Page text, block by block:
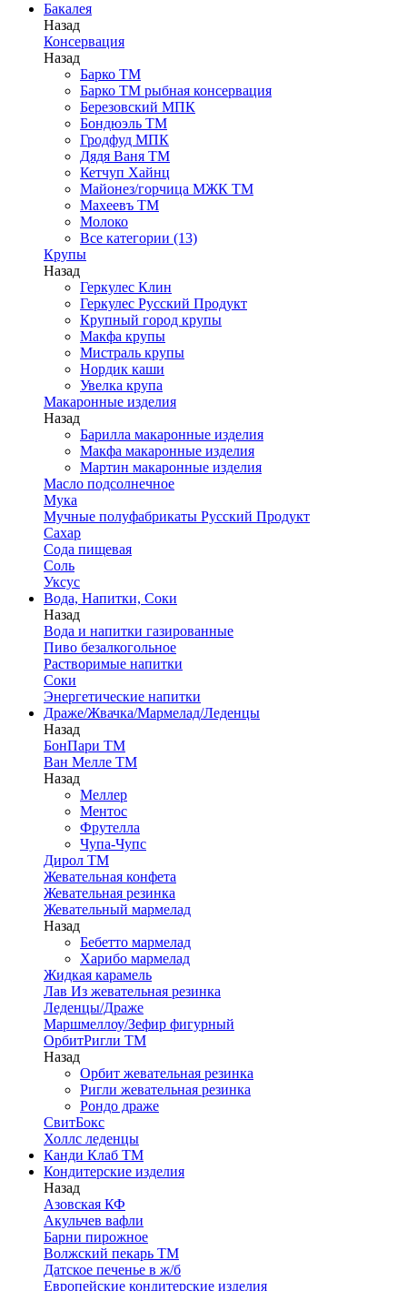
Бакалея
Назад
Консервация
Назад
Барко ТМ
Барко ТМ рыбная консервация
Березовский МПК
Бондюэль ТМ
Гродфуд МПК
Дядя Ваня ТМ
Кетчуп Хайнц
Майонез/горчица МЖК ТМ
Махеевъ ТМ
Молоко
Все категории (13)
Крупы
Назад
Геркулес Клин
Геркулес Русский Продукт
Крупный город крупы
Макфа крупы
Мистраль крупы
Нордик каши
Увелка крупа
Макаронные изделия
Назад
Барилла макаронные изделия
Макфа макаронные изделия
Мартин макаронные изделия
Масло подсолнечное
Мука
Мучные полуфабрикаты Русский Продукт
Сахар
Сода пищевая
Соль
Уксус
Вода, Напитки, Соки
Назад
Вода и напитки газированные
Пиво безалкогольное
Растворимые напитки
Соки
Энергетические напитки
Драже/Жвачка/Мармелад/Леденцы
Назад
БонПари ТМ
Ван Мелле ТМ
Назад
Меллер
Ментос
Фрутелла
Чупа-Чупс
Дирол ТМ
Жевательная конфета
Жевательная резинка
Жевательный мармелад
Назад
Бебетто мармелад
Харибо мармелад
Жидкая карамель
Лав Из жевательная резинка
Леденцы/Драже
Маршмеллоу/Зефир фигурный
ОрбитРигли ТМ
Назад
Орбит жевательная резинка
Ригли жевательная резинка
Рондо драже
СвитБокс
Холлс леденцы
Канди Клаб ТМ
Кондитерские изделия
Назад
Азовская КФ
Акульчев вафли
Барни пирожное
Волжский пекарь ТМ
Датское печенье в ж/б
Европейские кондитерские изделия